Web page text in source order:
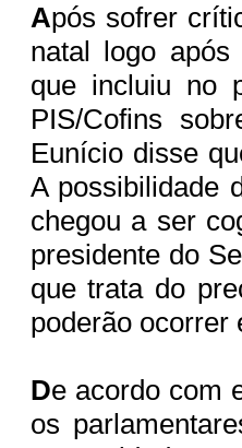
Após sofrer
natal logo
que incluiu no
PIS/Cofins
Eunício disse
A possibilidade
chegou a ser
presidente do
que trata do
poderão ocorrer
De acordo com
os